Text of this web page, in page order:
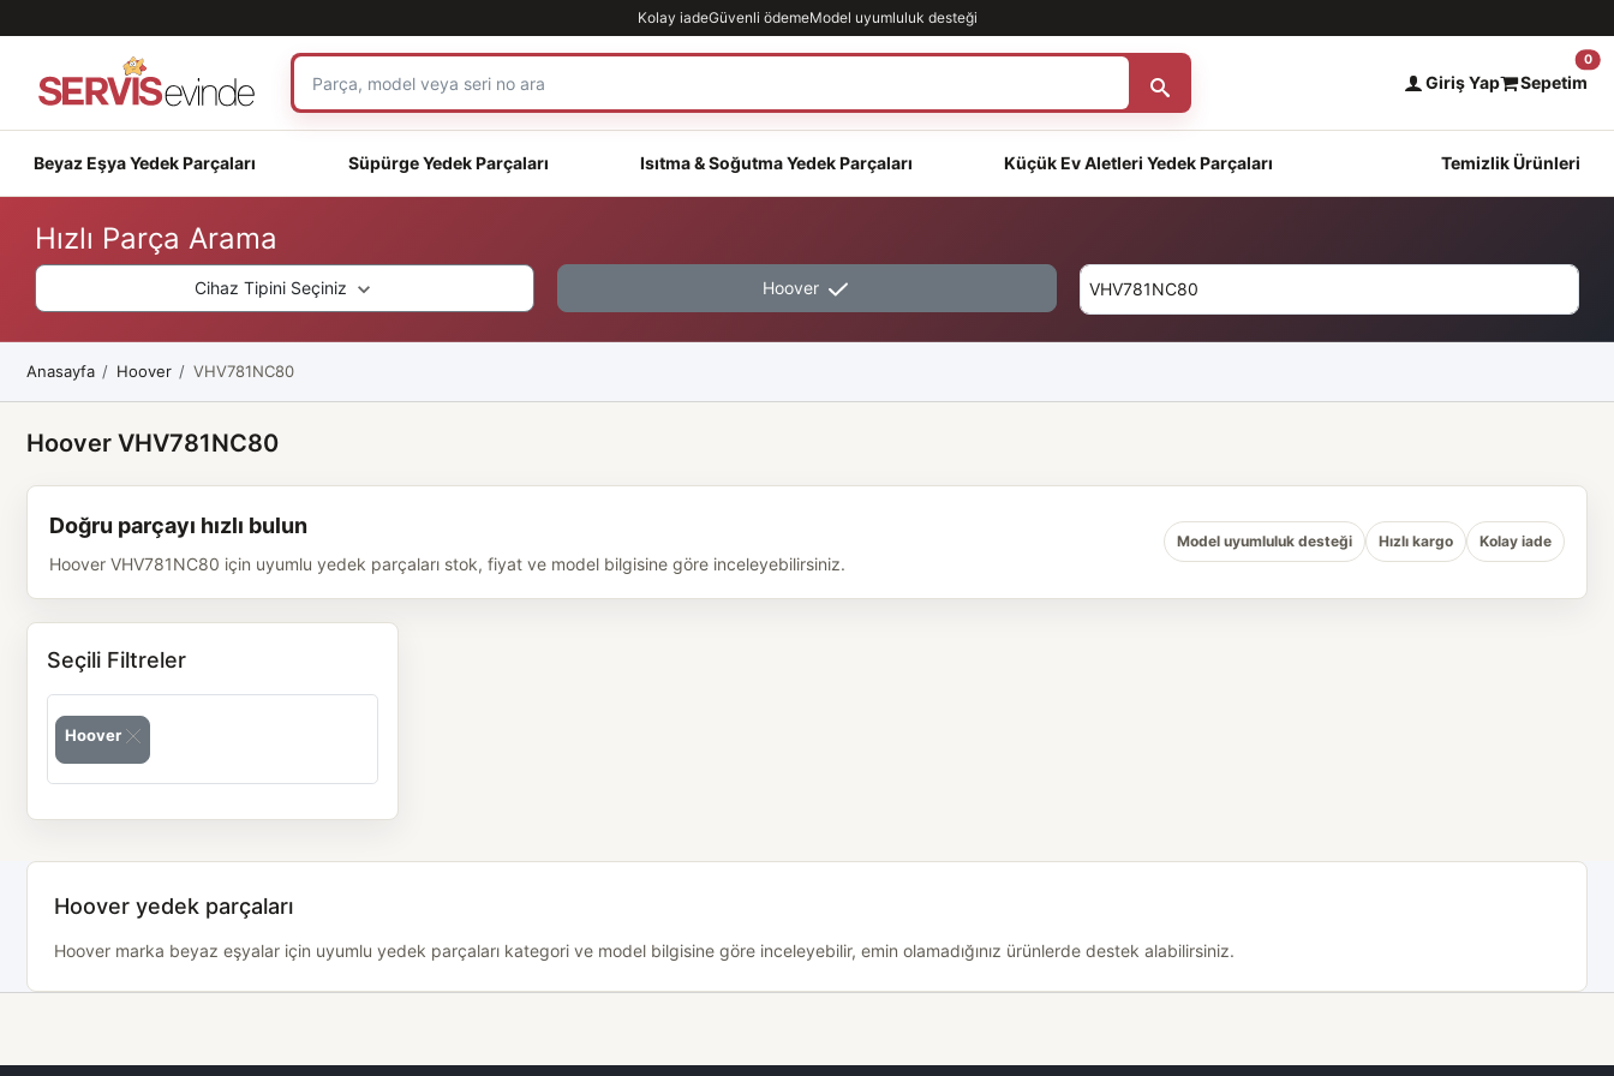
Kolay iadeGüvenli ödemeModel uyumluluk desteği
Giriş Yap Sepetim
0
Beyaz Eşya Yedek Parçaları Süpürge Yedek Parçaları Isıtma & Soğutma Yedek Parçaları Küçük Ev Aletleri Yedek Parçaları Temizlik Ürünleri
Hızlı Parça Arama
Cihaz Tipini Seçiniz Hoover
Anasayfa Hoover VHV781NC80
Hoover VHV781NC80
Doğru parçayı hızlı bulun
Hoover VHV781NC80 için uyumlu yedek parçaları stok, fiyat ve model bilgisine göre inceleyebilirsiniz.
Model uyumluluk desteği Hızlı kargo Kolay iade
Seçili Filtreler
Hoover
Hoover yedek parçaları
Hoover marka beyaz eşyalar için uyumlu yedek parçaları kategori ve model bilgisine göre inceleyebilir, emin olamadığınız ürünlerde destek alabilirsiniz.